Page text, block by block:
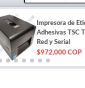
Impresora de
Adhesivas TSC
Red y Serial
$972,000 COP